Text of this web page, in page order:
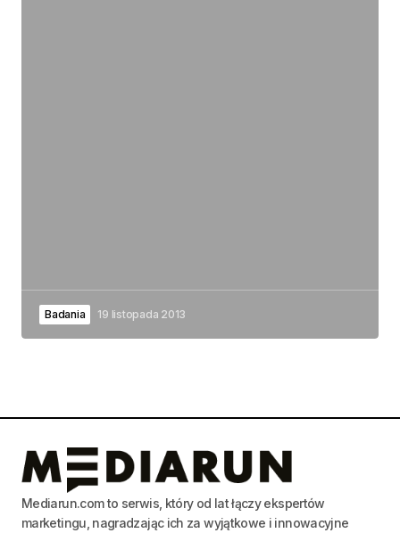
Badania 19 listopada 2013
Mediarun.com to serwis, który od lat łączy ekspertów
marketingu, nagradzając ich za wyjątkowe i innowacyjne